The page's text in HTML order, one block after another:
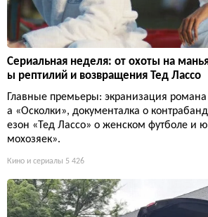
Сериальная неделя: от охоты на
ы рептилий и возвращения Тед Лассо
Главные премьеры: экранизация
а «Осколки», документалка о
езон «Тед Лассо» о женском футболе и
мохозяек».
Кино и сериалы 5 426